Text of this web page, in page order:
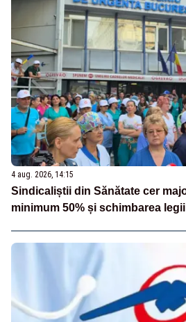
4 aug. 2026, 14:15
Sindicaliștii din Sănătate cer
minimum 50% și schimbarea